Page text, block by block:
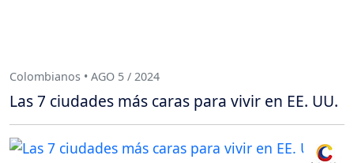
Colombianos • AGO 5 / 2024
Las 7 ciudades más caras para vivir en EE. UU.